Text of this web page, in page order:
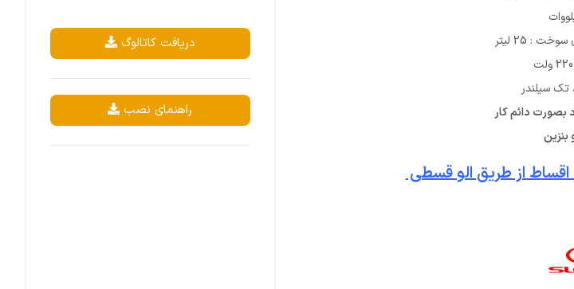
: 25 لیتر
تک سیلندر
بصورت دائم کار
اقساط از طریق الو قسطی
دریافت کاتالوگ
راهنمای نصب